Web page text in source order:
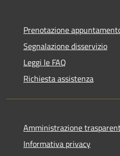
Prenotazione
Segnalazione disservizio
Leggi le FAQ
Richiesta assistenza
Amministrazione
Informativa privacy